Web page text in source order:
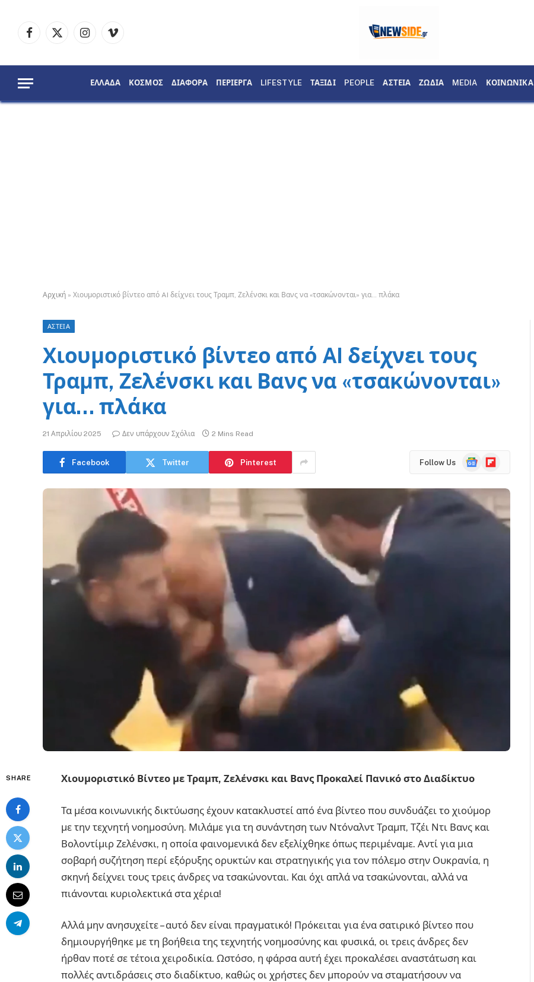
Facebook
X
InstagramVimeo
ΕΛΛΑΔΑ ΚΟΣΜΟΣ ΔΙΑΦΟΡΑ ΠΕΡΙΕΡΓΑ LIFESTYLE ΤΑΞΙΔΙ PEOPLE ΑΣΤΕΙΑ ΖΩΔΙΑ MEDIA ΚΟΙΝΩΝΙΚΑ
Αρχική » Χιουμοριστικό βίντεο από AI δείχνει τους Τραμπ, Ζελένσκι και Βανς να «τσακώνονται» για… πλάκα
ΑΣΤΕΙΑ
Χιουμοριστικό βίντεο από AI δείχνει τους
Τραμπ, Ζελένσκι και Βανς να «τσακώνονται»
για… πλάκα
21 Απριλίου 2025 Δεν υπάρχουν Σχόλια 2 Mins Read
Facebook Twitter Pinterest Follow Us
GoogleFlipboard
SHARE Χιουμοριστικό Βίντεο με Τραμπ, Ζελένσκι και Βανς Προκαλεί Πανικό στο Διαδίκτυο
Τα μέσα κοινωνικής δικτύωσης έχουν κατακλυστεί από ένα βίντεο που συνδυάζει το χιούμορ
με την τεχνητή νοημοσύνη. Μιλάμε για τη συνάντηση των Ντόναλντ Τραμπ, Τζέι Ντι Βανς και
Βολοντίμιρ Ζελένσκι, η οποία φαινομενικά δεν εξελίχθηκε όπως περιμέναμε. Αντί για μια
σοβαρή συζήτηση περί εξόρυξης ορυκτών και στρατηγικής για τον πόλεμο στην Ουκρανία, η
σκηνή δείχνει τους τρεις άνδρες να τσακώνονται. Και όχι απλά να τσακώνονται, αλλά να
πιάνονται κυριολεκτικά στα χέρια!
Αλλά μην ανησυχείτε – αυτό δεν είναι πραγματικό! Πρόκειται για ένα σατιρικό βίντεο που
δημιουργήθηκε με τη βοήθεια της τεχνητής νοημοσύνης και φυσικά, οι τρεις άνδρες δεν
ήρθαν ποτέ σε τέτοια χειροδικία. Ωστόσο, η φάρσα αυτή έχει προκαλέσει αναστάτωση και
πολλές αντιδράσεις στο διαδίκτυο, καθώς οι χρήστες δεν μπορούν να σταματήσουν να